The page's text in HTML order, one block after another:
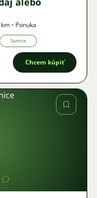
km • Ponuka
Samce
Chcem kúpiť